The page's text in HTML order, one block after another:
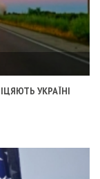
УКРАЇНІ